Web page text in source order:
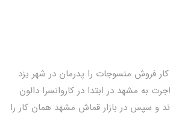
که کار فروش منسوجات را پدرمان در شهر یزد
به مشهد در ابتدا در کاروانسرا دالون
و سپس در بازار قماش مشهد همان کار را